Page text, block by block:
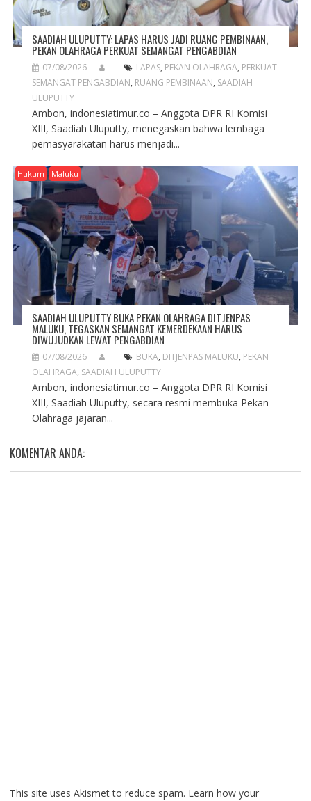
SAADIAH ULUPUTTY: LAPAS HARUS JADI RUANG PEMBINAAN,
PEKAN OLAHRAGA PERKUAT SEMANGAT PENGABDIAN
07/08/2026 LAPAS, PEKAN OLAHRAGA, PERKUAT
SEMANGAT PENGABDIAN, RUANG PEMBINAAN, SAADIAH
ULUPUTTY
Ambon, indonesiatimur.co – Anggota DPR RI Komisi
XIII, Saadiah Uluputty, menegaskan bahwa lembaga
pemasyarakatan harus menjadi...
Hukum Maluku
SAADIAH ULUPUTTY BUKA PEKAN OLAHRAGA DITJENPAS
MALUKU, TEGASKAN SEMANGAT KEMERDEKAAN HARUS
DIWUJUDKAN LEWAT PENGABDIAN
07/08/2026 BUKA, DITJENPAS MALUKU, PEKAN
OLAHRAGA, SAADIAH ULUPUTTY
Ambon, indonesiatimur.co – Anggota DPR RI Komisi
XIII, Saadiah Uluputty, secara resmi membuka Pekan
Olahraga jajaran...
KOMENTAR ANDA:
This site uses Akismet to reduce spam. Learn how your